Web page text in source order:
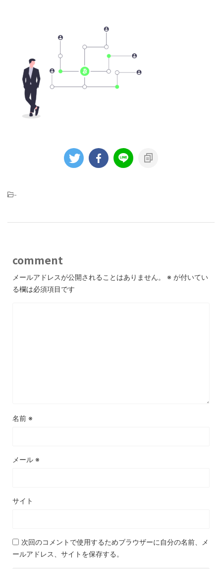
-
comment
メールアドレスが公開されることはありません。 ※ が付いてい
る欄は必須項目です
名前 ※
メール ※
サイト
次回のコメントで使用するためブラウザーに自分の名前、メ
ールアドレス、サイトを保存する。